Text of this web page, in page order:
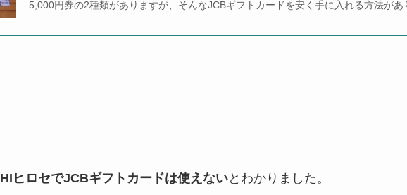
5,000円券の2種類がありますが、そんなJCBギフトカードを安く手に入れる方法があ
HIヒロセでJCBギフトカードは使えないとわかりました。